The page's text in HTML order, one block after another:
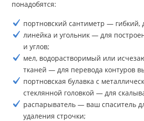
понадобятся:
портновский сантиметр — гибкий,
линейка и угольник — для
и углов;
мел, водорастворимый или
тканей — для перевода контуров
портновская булавка с
стеклянной головкой — для
распарыватель — ваш спаситель
удаления строчки;